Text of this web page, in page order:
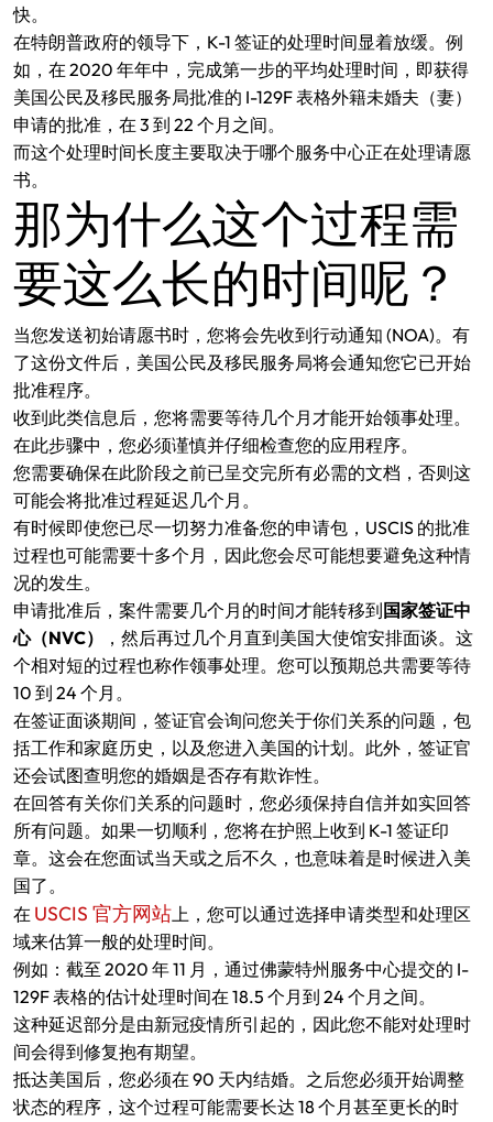
快。
在特朗普政府的领导下，K-1 签证的处理时间显着放缓。例
如，在 2020 年年中，完成第一步的平均处理时间，即获得
美国公民及移民服务局批准的 I-129F 表格外籍未婚夫（妻）
申请的批准，在 3 到 22 个月之间。
而这个处理时间长度主要取决于哪个服务中心正在处理请愿
书。
那为什么这个过程需
要这么长的时间呢？
当您发送初始请愿书时，您将会先收到行动通知 (NOA)。有
了这份文件后，美国公民及移民服务局将会通知您它已开始
批准程序。
收到此类信息后，您将需要等待几个月才能开始领事处理。
在此步骤中，您必须谨慎并仔细检查您的应用程序。
您需要确保在此阶段之前已呈交完所有必需的文档，否则这
可能会将批准过程延迟几个月。
有时候即使您已尽一切努力准备您的申请包，USCIS 的批准
过程也可能需要十多个月，因此您会尽可能想要避免这种情
况的发生。
申请批准后，案件需要几个月的时间才能转移到 国家签证中
心（NVC）
，然后再过几个月直到美国大使馆安排面谈。这
个相对短的过程也称作领事处理。您可以预期总共需要等待
10 到 24 个月。
在签证面谈期间，签证官会询问您关于你们关系的问题，包
括工作和家庭历史，以及您进入美国的计划。此外，签证官
还会试图查明您的婚姻是否存有欺诈性。
在回答有关你们关系的问题时，您必须保持自信并如实回答
所有问题。如果一切顺利，您将在护照上收到 K-1 签证印
章。这会在您面试当天或之后不久，也意味着是时候进入美
国了。
在 USCIS 官方网站上，您可以通过选择申请类型和处理区
域来估算一般的处理时间。
例如：截至 2020 年 11 月，通过佛蒙特州服务中心提交的 I-
129F 表格的估计处理时间在 18.5 个月到 24 个月之间。
这种延迟部分是由新冠疫情所引起的，因此您不能对处理时
间会得到修复抱有期望。
抵达美国后，您必须在 90 天内结婚。之后您必须开始调整
状态的程序，这个过程可能需要长达 18 个月甚至更长的时